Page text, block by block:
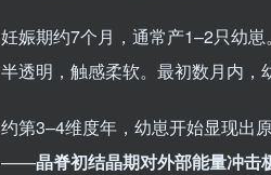
妊娠期约7个月，通常产1–2只幼
半透明，触感柔软。最初数月内，
约第3–4维度年，幼崽开始显现出
——晶脊初结晶期对外部能量冲击